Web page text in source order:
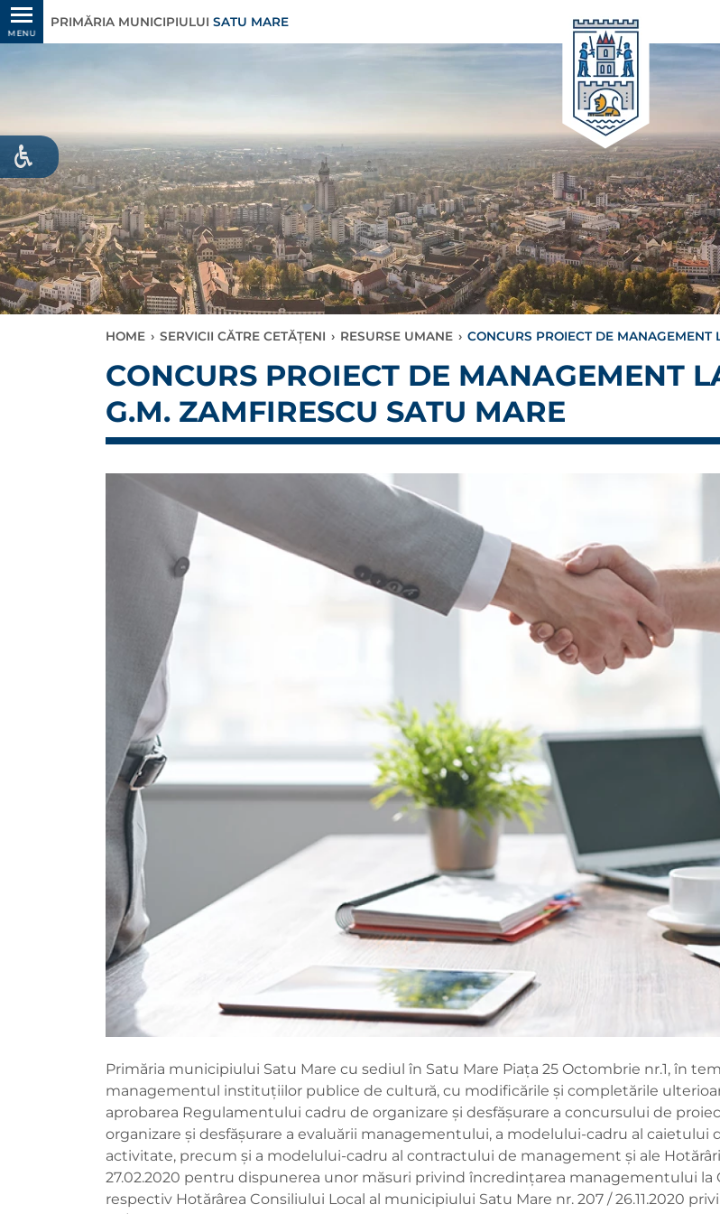
MENU
PRIMĂRIA MUNICIPIULUI SATU MARE
HOME › SERVICII CĂTRE CETĂȚENI › RESURSE UMANE › CONCURS PROIECT DE MANAGEMENT
CONCURS PROIECT DE MANAGEMENT
G.M. ZAMFIRESCU SATU MARE
Primăria municipiului Satu Mare cu sediul în Satu Mare Piața 25 Octombrie nr.1, în
managementul instituţiilor publice de cultură, cu modificările şi completările
aprobarea Regulamentului cadru de organizare şi desfăşurare a concursului de
organizare şi desfăşurare a evaluării managementului, a modelului-cadru al
activitate, precum şi a modelului-cadru al contractului de management și ale
27.02.2020 pentru dispunerea unor măsuri privind încredințarea managementului la
respectiv Hotărârea Consiliului Local al municipiului Satu Mare nr. 207 / 26.11.2020